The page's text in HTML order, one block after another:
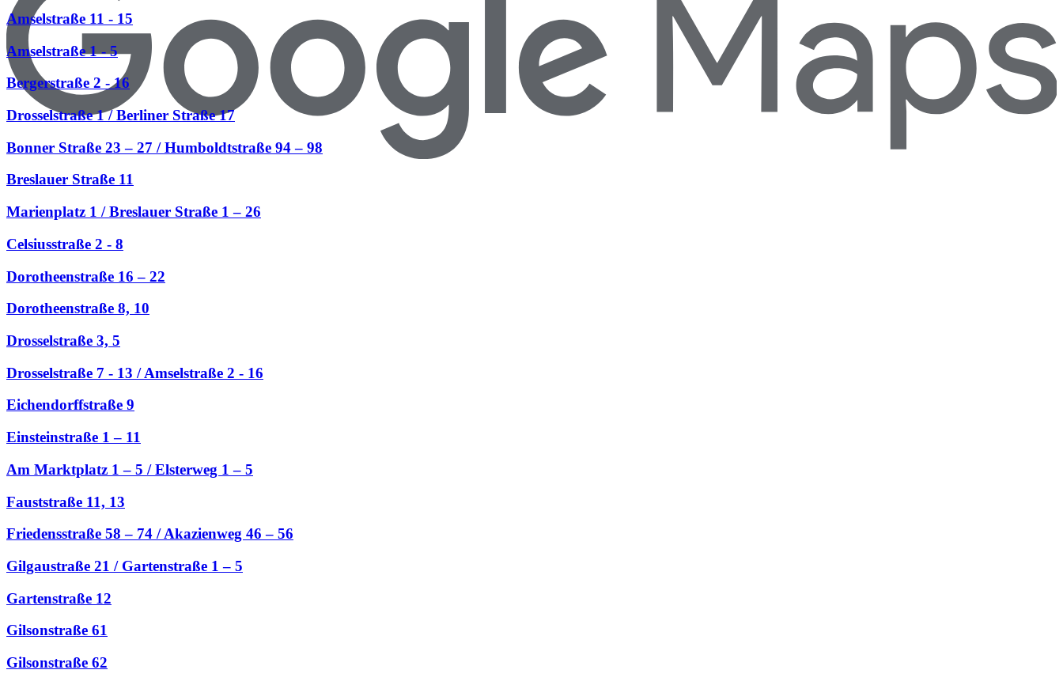
Amselstraße 11 - 15
Amselstraße 1 - 5
Bergerstraße 2 - 16
Drosselstraße 1 / Berliner Straße 17
Bonner Straße 23 – 27 / Humboldtstraße 94 – 98
Breslauer Straße 11
Marienplatz 1 / Breslauer Straße 1 – 26
Celsiusstraße 2 - 8
Dorotheenstraße 16 – 22
Dorotheenstraße 8, 10
Drosselstraße 3, 5
Drosselstraße 7 - 13 / Amselstraße 2 - 16
Eichendorffstraße 9
Einsteinstraße 1 – 11
Am Marktplatz 1 – 5 / Elsterweg 1 – 5
Fauststraße 11, 13
Friedensstraße 58 – 74 / Akazienweg 46 – 56
Gilgaustraße 21 / Gartenstraße 1 – 5
Gartenstraße 12
Gilsonstraße 61
Gilsonstraße 62